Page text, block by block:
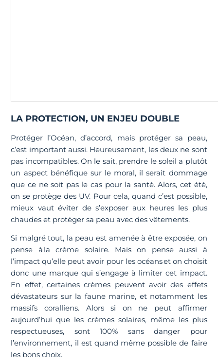
LA PROTECTION, UN ENJEU DOUBLE
Protéger l’Océan, d’accord, mais protéger sa peau,
c’est important aussi. Heureusement, les deux ne sont
pas incompatibles. On le sait, prendre le soleil a plutôt
un aspect bénéfique sur le moral, il serait dommage
que ce ne soit pas le cas pour la santé. Alors, cet été,
on se protège des UV. Pour cela, quand c’est possible,
mieux vaut éviter de s’exposer aux heures les plus
chaudes et protéger sa peau avec des vêtements.
Si malgré tout, la peau est amenée à être exposée, on
pense à la crème solaire. Mais on pense aussi à
l’impact qu’elle peut avoir pour les océans et on choisit
donc une marque qui s’engage à limiter cet impact.
En effet, certaines crèmes peuvent avoir des effets
dévastateurs sur la faune marine, et notamment les
massifs coralliens. Alors si on ne peut affirmer
aujourd’hui que les crèmes solaires, même les plus
respectueuses, sont 100% sans danger pour
l’environnement, il est quand même possible de faire
les bons choix.